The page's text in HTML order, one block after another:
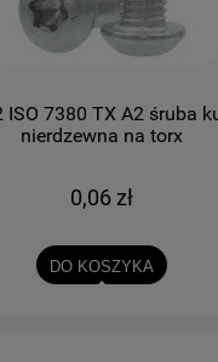
ISO 7380 TX A2 śruba
nierdzewna na torx
0,06 zł
DO KOSZYKA